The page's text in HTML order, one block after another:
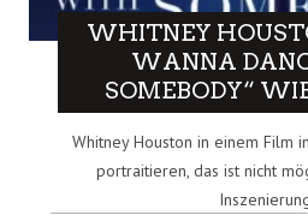
WHITNEY
WANNA
SOMEBODY“
Whitney Houston in einem Film
portraitieren, das ist nicht